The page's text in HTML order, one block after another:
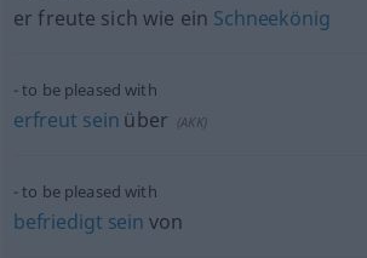
er freute sich wie ein Schneekönig
to be pleased with
erfreut sein über (AKK)
to be pleased with
befriedigt sein von